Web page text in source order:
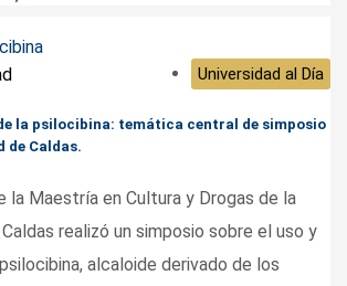
Universidad al Día
la psilocibina: temática central de simposio
de Caldas.
la Maestría en Cultura y Drogas de la
realizó un simposio sobre el uso y
alcaloide derivado de los